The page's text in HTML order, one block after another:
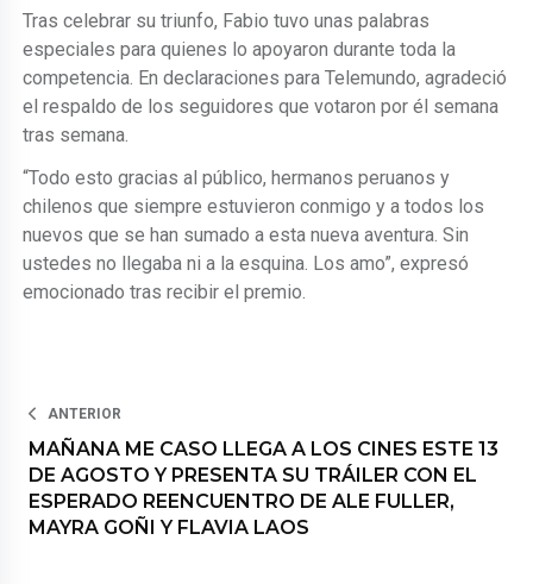
Tras celebrar su triunfo, Fabio tuvo unas palabras
especiales para quienes lo apoyaron durante toda la
competencia. En declaraciones para Telemundo, agradeció
el respaldo de los seguidores que votaron por él semana
tras semana.
“Todo esto gracias al público, hermanos peruanos y
chilenos que siempre estuvieron conmigo y a todos los
nuevos que se han sumado a esta nueva aventura. Sin
ustedes no llegaba ni a la esquina. Los amo”, expresó
emocionado tras recibir el premio.
ANTERIOR
MAÑANA ME CASO LLEGA A LOS CINES ESTE 13
DE AGOSTO Y PRESENTA SU TRÁILER CON EL
ESPERADO REENCUENTRO DE ALE FULLER,
MAYRA GOÑI Y FLAVIA LAOS